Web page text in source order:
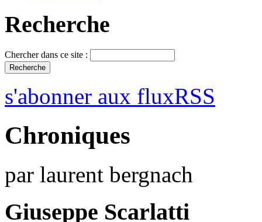
Recherche
Chercher dans ce site :
s'abonner aux fluxRSS
Chroniques
par laurent bergnach
Giuseppe Scarlatti